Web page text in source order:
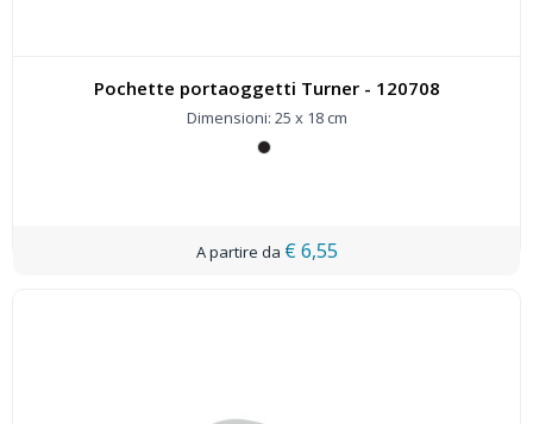
Pochette portaoggetti Turner - 120708
Dimensioni: 25 x 18 cm
€ 6,55